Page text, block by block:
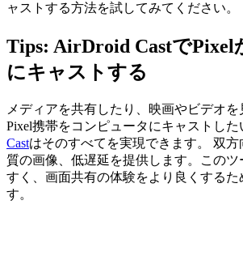
ャストする方法を試してみてください。
Tips: AirDroid CastでPixel
にキャストする
メディアを共有したり、映画やビデオ
Pixel携帯をコンピュータにキャストした
Castはそのすべてを実現できます。 双
質の画像、低遅延を提供します。この
すく、画面共有の体験をより良くするた
す。